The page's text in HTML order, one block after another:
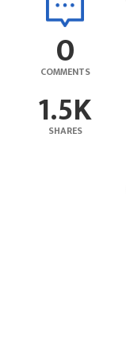
0
COMMENTS
1.5K
SHARES